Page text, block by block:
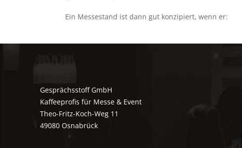
Ein Messestand ist dann gut konzipiert, wenn er:
Gesprächsstoff GmbH
Kaffeeprofis für Messe & Event
Theo-Fritz-Koch-Weg 11
49080 Osnabrück